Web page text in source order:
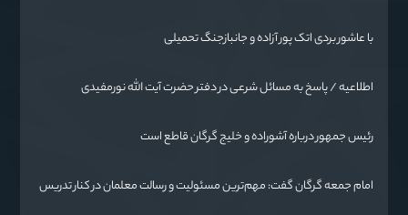
با عاشور بردی اتک پور آزاده و جانبازجنگ تحمیلی
اطلاعیه / پاسخ به مسائل شرعی در دفتر حضرت آیت الله نورمفیدی
رئیس جمهور درباره آشوراده و خلیج گرگان قاطع است
امام جمعه گرگان گفت: مهم‌ترین مسئولیت و رسالت معلمان در کنار تدریس